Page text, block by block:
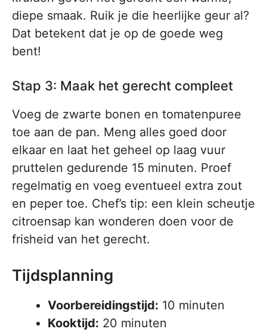
diepe smaak. Ruik je die heerlijke geur al?
Dat betekent dat je op de goede weg
bent!
Stap 3: Maak het gerecht compleet
Voeg de zwarte bonen en tomatenpuree
toe aan de pan. Meng alles goed door
elkaar en laat het geheel op laag vuur
pruttelen gedurende 15 minuten. Proef
regelmatig en voeg eventueel extra zout
en peper toe. Chef’s tip: een klein scheutje
citroensap kan wonderen doen voor de
frisheid van het gerecht.
Tijdsplanning
Voorbereidingstijd: 10 minuten
Kooktijd: 20 minuten